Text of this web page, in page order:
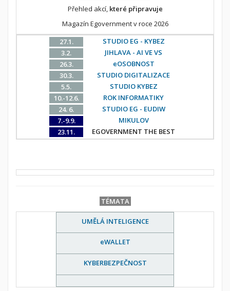
Přehled akcí, které připravuje
Magazín Egovernment v roce 2026
27.1.
STUDIO EG - KYBEZ
3.2.
JIHLAVA - AI VE VS
26.3.
eOSOBNOST
30.3.
STUDIO DIGITALIZACE
5.5.
STUDIO KYBEZ
10.-12.6.
ROK INFORMATIKY
24. 6.
STUDIO EG - EUDIW
7.-9.9.
MIKULOV
23.11.
EGOVERNMENT THE BEST
TÉMATA
UMĚLÁ INTELIGENCE
eWALLET
KYBERBEZPEČNOST